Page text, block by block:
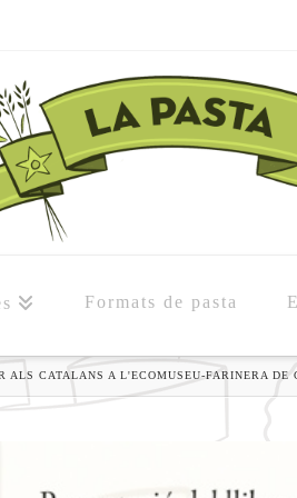
Formats de pasta
ALS CATALANS A L'ECOMUSEU-FARINERA DE